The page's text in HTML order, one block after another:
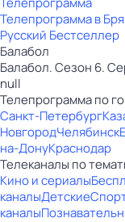
Телепрограмма в
Русский Бестселлер
Балабол
Балабол. Сезон 6.
null
Телепрограмма по
Санкт-Петербург
НовгородЧелябинск
на-ДонуКраснодар
Телеканалы по
Кино и сериалы
каналыДетские
каналы